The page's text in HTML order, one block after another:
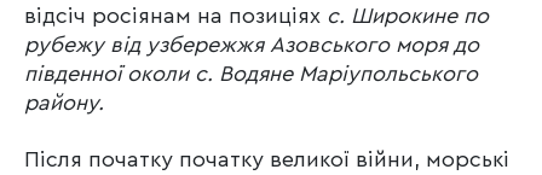
відсіч росіянам на позиціях с. Широкине по
рубежу від узбережжя Азовського моря до
південної околи с. Водяне Маріупольського
району.
Після початку початку великої війни, морські